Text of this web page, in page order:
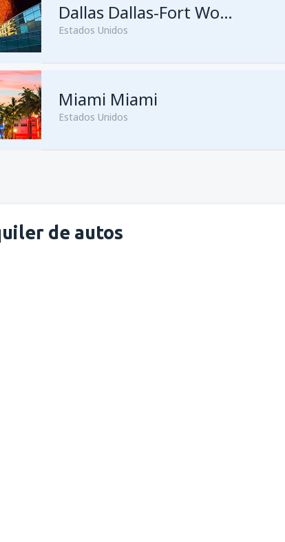
Dallas Dallas-Fort Worth
Estados Unidos
Miami Miami
Estados Unidos
de autos